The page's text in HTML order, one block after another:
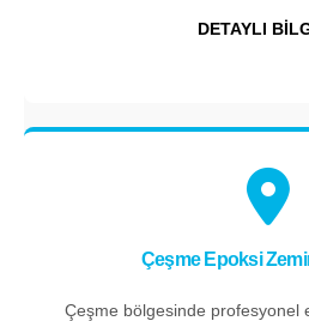
DETAYLI
Çeşme Epoksi
Çeşme bölgesinde profesyonel